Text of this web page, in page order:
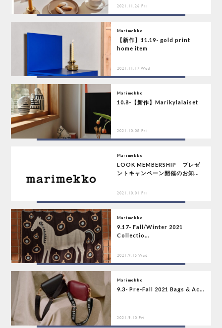
2021.11.26 Fri
Marimekko
【新作】11.19- gold print
home item
2021.11.17 Wed
Marimekko
10.8-【新作】Marikylalaiset
2021.10.08 Fri
Marimekko
LOOK MEMBERSHIP プレゼ
ントキャンペーン開催のお知...
2021.10.01 Fri
Marimekko
9.17- Fall/Winter 2021
Collectio...
2021.9.15 Wed
Marimekko
9.3- Pre-Fall 2021 Bags & Ac...
2021.9.10 Fri